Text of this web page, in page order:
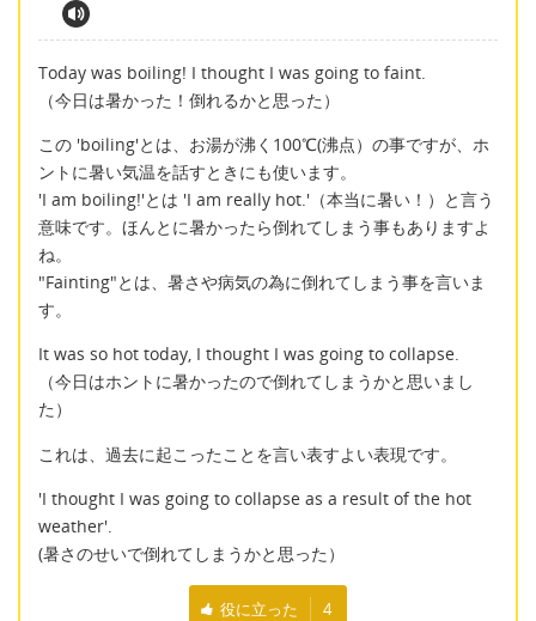
Today was boiling! I thought I was going to faint.
（今日は暑かった！倒れるかと思った）
この 'boiling'とは、お湯が沸く100℃(沸点）の事ですが、ホ
ントに暑い気温を話すときにも使います。
'I am boiling!'とは 'I am really hot.'（本当に暑い！）と言う
意味です。ほんとに暑かったら倒れてしまう事もありますよ
ね。
"Fainting"とは、暑さや病気の為に倒れてしまう事を言いま
す。
It was so hot today, I thought I was going to collapse.
（今日はホントに暑かったので倒れてしまうかと思いまし
た）
これは、過去に起こったことを言い表すよい表現です。
'I thought I was going to collapse as a result of the hot
weather'.
(暑さのせいで倒れてしまうかと思った）
役に立った 4